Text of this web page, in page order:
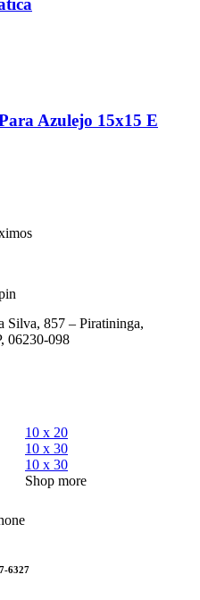
Azulejo 15x15 E
Silva, 857 – Piratininga,
06230-098
10 x 20
10 x 30
10 x 30
Shop more
6327